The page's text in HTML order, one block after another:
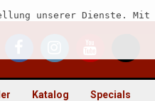
unserer Dienste.
Katalog Specials